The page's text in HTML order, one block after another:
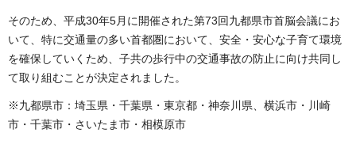
そのため、平成30年5月に開催された第73回九都県市首脳会議にお
いて、特に交通量の多い首都圏において、安全・安心な子育て環境
を確保していくため、子共の歩行中の交通事故の防止に向け共同し
て取り組むことが決定されました。
※九都県市：埼玉県・千葉県・東京都・神奈川県、横浜市・川崎
市・千葉市・さいたま市・相模原市